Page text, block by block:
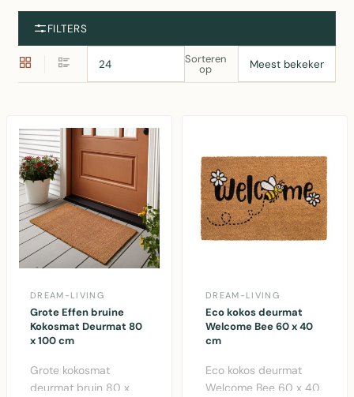
FILTERS
Sorteren
op
DREAM-LIVING
Grote Effen bruine
Kokosmat Deurmat 80
x 100 cm
Grote kokosmat
deurmat bruin 80 x
DREAM-LIVING
Eco kokos deurmat
Welcome Bee 60 x 40
cm
Eco kokos deurmat
Welcome Bee 60 x 40